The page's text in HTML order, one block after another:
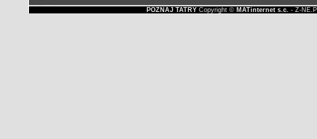
POZNAJ TATRYCopyright © MATinternet s.c. - Z-